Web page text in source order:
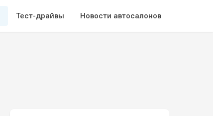
Тест-драйвы Новости автосалонов